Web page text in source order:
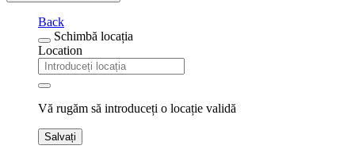
Back
Schimbă locația
Location
Vă rugăm să introduceți o locație validă
Salvați